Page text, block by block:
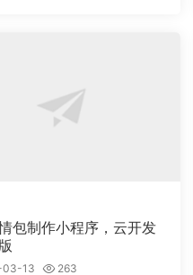
包制作小程序，云开发
03-13 263